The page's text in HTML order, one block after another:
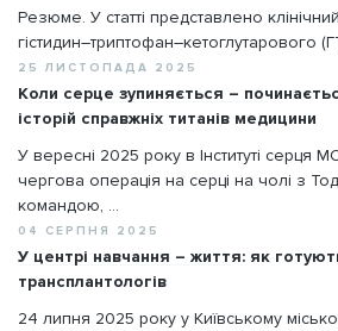
Резюме. У статті представлено
гістидин–триптофан–кетоглутарового
25 ЛИСТОПАДА 2025
Коли серце зупиняється –
історій справжніх титанів медицини
У вересні 2025 року в Інституті серця
чергова операція на серці на чолі з
командою, ...
04 СЕРПНЯ 2025
У центрі навчання – життя: як
трансплантологів
24 липня 2025 року у Київському